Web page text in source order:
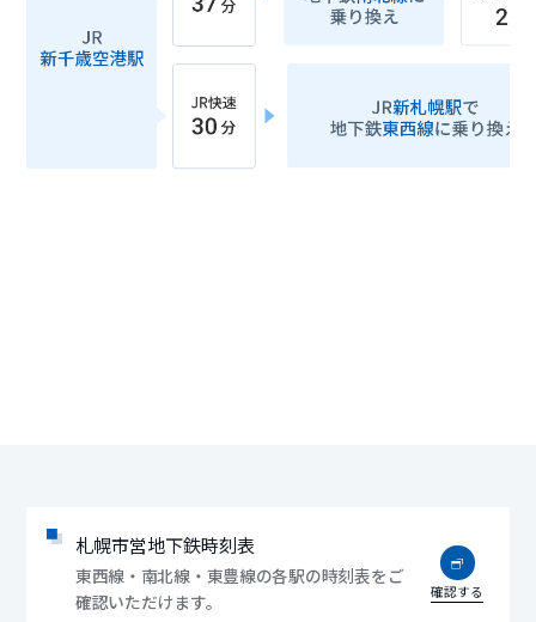
札幌市営地下鉄時刻表
東西線・南北線・東豊線の各駅の時刻表をご
確認いただけます。
確認する